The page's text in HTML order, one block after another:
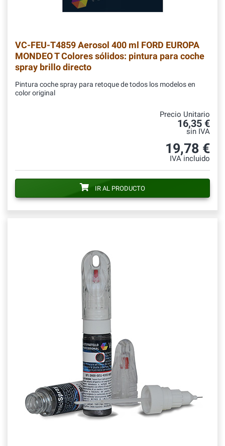
VC-FEU-T4859Aerosol 400 ml FORD EUROPA
MONDEO T Colores sólidos: pintura para coche
spray brillo directo
Pintura coche spray para retoque de todos los modelos en
color original
Precio Unitario
16,35 €
sin IVA
19,78 €
IVA incluido
IR AL PRODUCTO